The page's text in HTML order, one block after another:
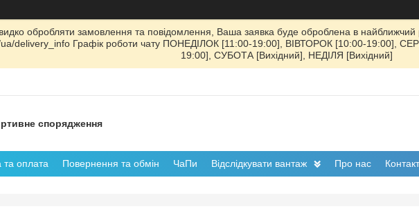
обробляти замовлення та повідомлення, Ваша заявка буде оброблена в найближчий
delivery_info Графік роботи чату ПОНЕДІЛОК [11:00-19:00], ВІВТОРОК [10:00-19:00],
19:00], СУБОТА [Вихідний], НЕДІЛЯ [Вихідний]
спорядження
та оплата Повернення та обмін ЧаПи Відслідкувати вантаж Про нас